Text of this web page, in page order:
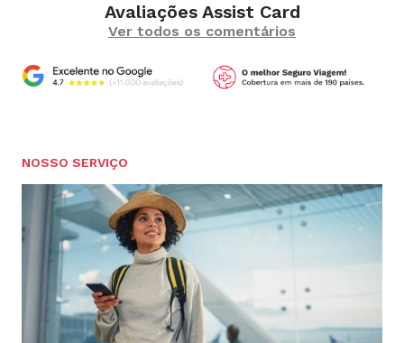
Avaliações Assist Card
Ver todos os comentários
NOSSO SERVIÇO